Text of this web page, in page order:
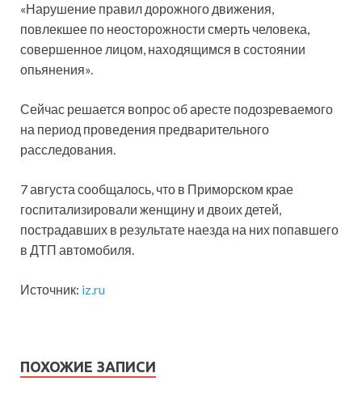
«Нарушение правил дорожного движения,
повлекшее по неосторожности смерть человека,
совершенное лицом, находящимся в состоянии
опьянения».
Сейчас решается вопрос об аресте подозреваемого
на период проведения предварительного
расследования.
7 августа сообщалось, что в Приморском крае
госпитализировали женщину и двоих детей,
пострадавших в результате наезда на них попавшего
в ДТП автомобиля.
Источник: iz.ru
ПОХОЖИЕ ЗАПИСИ